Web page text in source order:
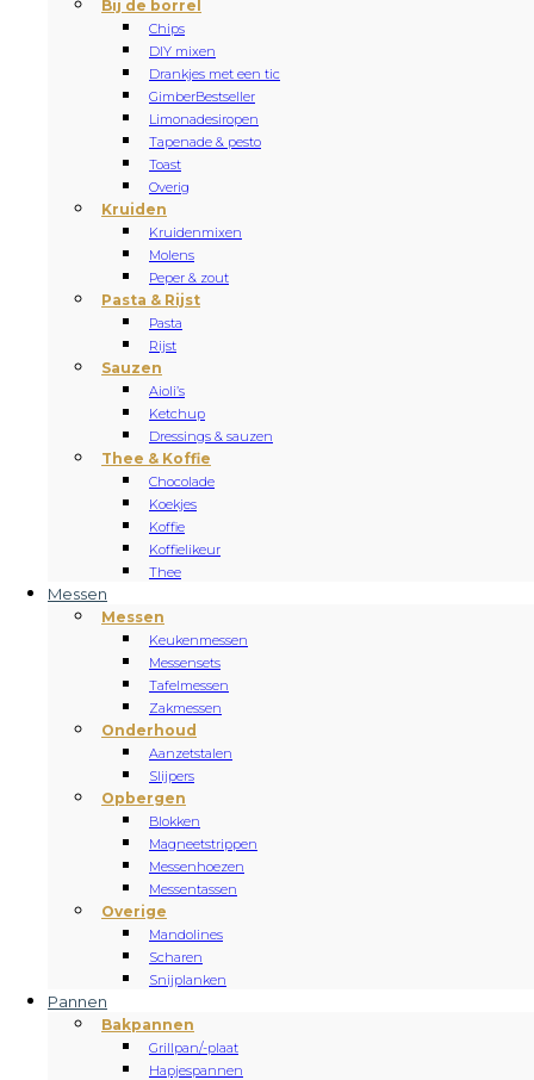
Bij de borrel
Chips
DIY mixen
Drankjes met een tic
GimberBestseller
Limonadesiropen
Tapenade & pesto
Toast
Overig
Kruiden
Kruidenmixen
Molens
Peper & zout
Pasta & Rijst
Pasta
Rijst
Sauzen
Aioli’s
Ketchup
Dressings & sauzen
Thee & Koffie
Chocolade
Koekjes
Koffie
Koffielikeur
Thee
Messen
Messen
Keukenmessen
Messensets
Tafelmessen
Zakmessen
Onderhoud
Aanzetstalen
Slijpers
Opbergen
Blokken
Magneetstrippen
Messenhoezen
Messentassen
Overige
Mandolines
Scharen
Snijplanken
Pannen
Bakpannen
Grillpan/-plaat
Hapjespannen